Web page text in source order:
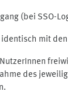
(bei SSO-
mit
des